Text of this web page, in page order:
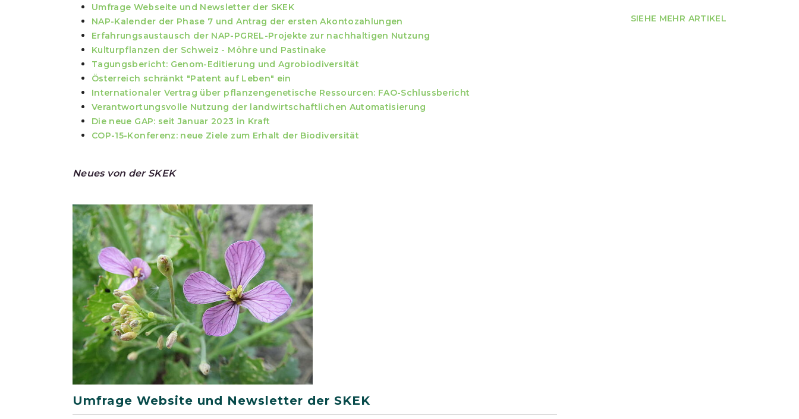
Umfrage Webseite und Newsletter der SKEK
NAP-Kalender der Phase 7 und Antrag der ersten Akontozahlungen
Erfahrungsaustausch der NAP-PGREL-Projekte zur nachhaltigen Nutzung
Kulturpflanzen der Schweiz - Möhre und Pastinake
Tagungsbericht: Genom-Editierung und Agrobiodiversität
Österreich schränkt "Patent auf Leben" ein
Internationaler Vertrag über pflanzengenetische Ressourcen: FAO-Schlussbericht
Verantwortungsvolle Nutzung der landwirtschaftlichen Automatisierung
Die neue GAP: seit Januar 2023 in Kraft
COP-15-Konferenz: neue Ziele zum Erhalt der Biodiversität
Neues von der SKEK
Umfrage Website und Newsletter der SKEK
SIEHE MEHR ARTIKEL